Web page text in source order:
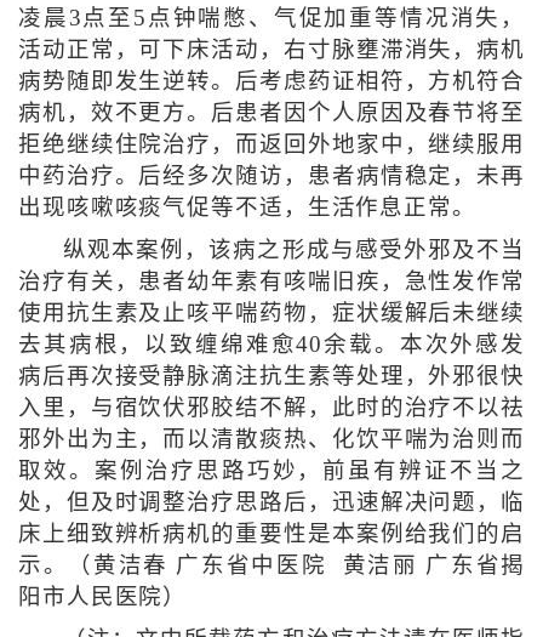
凌晨3点至5点钟喘憋、气促加重等情况消失，
活动正常，可下床活动，右寸脉壅滞消失，病机
病势随即发生逆转。后考虑药证相符，方机符合
病机，效不更方。后患者因个人原因及春节将至
拒绝继续住院治疗，而返回外地家中，继续服用
中药治疗。后经多次随访，患者病情稳定，未再
出现咳嗽咳痰气促等不适，生活作息正常。
纵观本案例，该病之形成与感受外邪及不当
治疗有关，患者幼年素有咳喘旧疾，急性发作常
使用抗生素及止咳平喘药物，症状缓解后未继续
去其病根，以致缠绵难愈40余载。本次外感发
病后再次接受静脉滴注抗生素等处理，外邪很快
入里，与宿饮伏邪胶结不解，此时的治疗不以祛
邪外出为主，而以清散痰热、化饮平喘为治则而
取效。案例治疗思路巧妙，前虽有辨证不当之
处，但及时调整治疗思路后，迅速解决问题，临
床上细致辨析病机的重要性是本案例给我们的启
示。（黄洁春 广东省中医院 黄洁丽 广东省揭
阳市人民医院）